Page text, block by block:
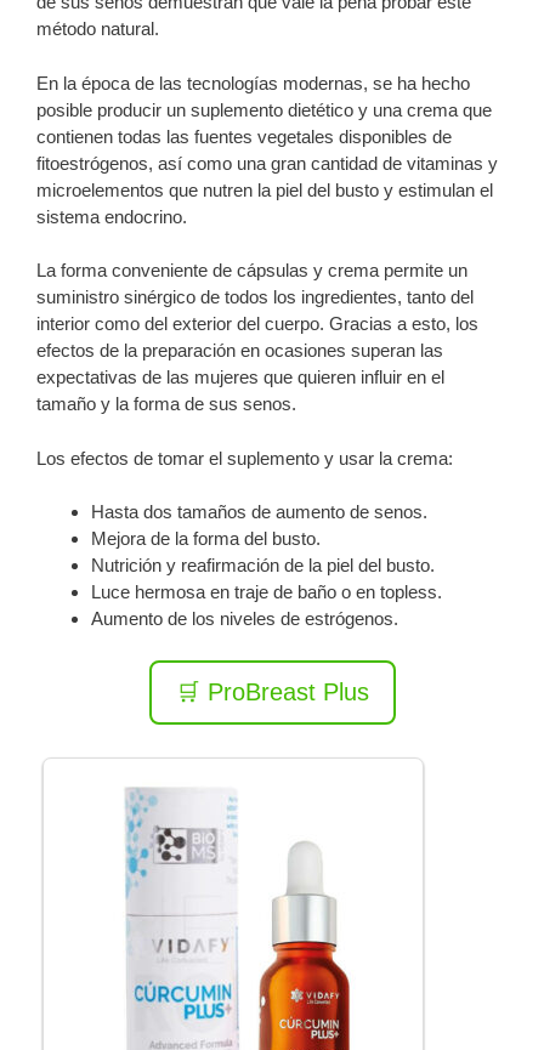
método natural.
En la época de las tecnologías modernas, se ha hecho
posible producir un suplemento dietético y una crema que
contienen todas las fuentes vegetales disponibles de
fitoestrógenos, así como una gran cantidad de vitaminas y
microelementos que nutren la piel del busto y estimulan el
sistema endocrino.
La forma conveniente de cápsulas y crema permite un
suministro sinérgico de todos los ingredientes, tanto del
interior como del exterior del cuerpo. Gracias a esto, los
efectos de la preparación en ocasiones superan las
expectativas de las mujeres que quieren influir en el
tamaño y la forma de sus senos.
Los efectos de tomar el suplemento y usar la crema:
Hasta dos tamaños de aumento de senos.
Mejora de la forma del busto.
Nutrición y reafirmación de la piel del busto.
Luce hermosa en traje de baño o en topless.
Aumento de los niveles de estrógenos.
🛒 ProBreast Plus